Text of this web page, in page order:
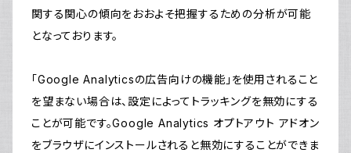
関する関心の傾向をおおよそ把握するための分析が可能
となっております。
「Google Analyticsの広告向けの機能」を使用されること
を望まない場合は、設定によってトラッキングを無効にする
ことが可能です。Google Analytics オプトアウト アドオン
をブラウザにインストールされると無効にすることができま